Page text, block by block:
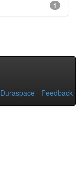
1
Duraspace - Feedback